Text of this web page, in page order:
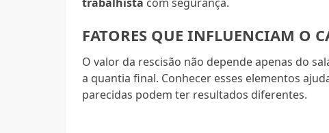
FATORES QUE INFLUENCIAM O
O valor da rescisão não depende apenas do
a quantia final. Conhecer esses elementos
parecidas podem ter resultados diferentes.